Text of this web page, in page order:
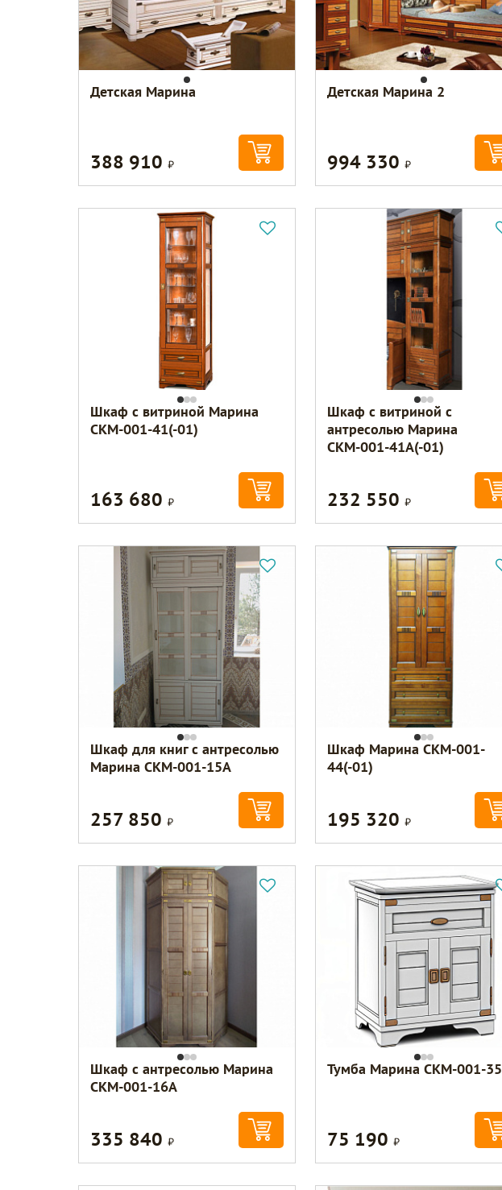
Детская Марина
388 910Р
Детская Марина 2
994 330 Р
Шкаф с витриной Марина
СКМ-001-41(-01)
163 680Р
Шкаф с витриной с
антресолью Марина
СКМ-001-41А(-01)
232 550 Р
Шкаф для книг с антресолью
Марина СКМ-001-15А
257 850Р
Шкаф Марина СКМ-001-
44(-01)
195 320 Р
Шкаф с антресолью Марина
СКМ-001-16А
335 840Р
Тумба Марина СКМ-001-35
75 190 Р